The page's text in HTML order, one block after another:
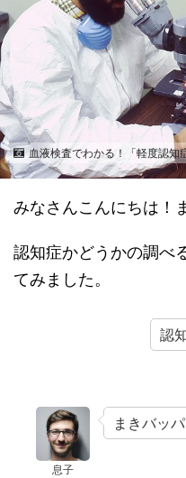
血液検査でわかる！「軽度認知
みなさんこんにちは！
認知症かどうかの調べ
てみました。
認
息子
まきバッ